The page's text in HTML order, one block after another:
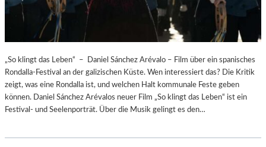
„So klingt das Leben“ – Daniel Sánchez Arévalo – Film über ein spanisches
Rondalla-Festival an der galizischen Küste. Wen interessiert das? Die Kritik
zeigt, was eine Rondalla ist, und welchen Halt kommunale Feste geben
können. Daniel Sánchez Arévalos neuer Film „So klingt das Leben“ ist ein
Festival- und Seelenporträt. Über die Musik gelingt es den…